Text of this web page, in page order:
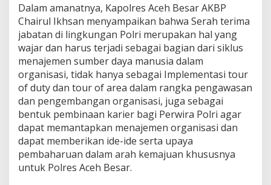
Dalam amanatnya, Kapolres Aceh Besar AKBP
Chairul Ikhsan menyampaikan bahwa Serah terima
jabatan di lingkungan Polri merupakan hal yang
wajar dan harus terjadi sebagai bagian dari siklus
menajemen sumber daya manusia dalam
organisasi, tidak hanya sebagai Implementasi tour
of duty dan tour of area dalam rangka pengawasan
dan pengembangan organisasi, juga sebagai
bentuk pembinaan karier bagi Perwira Polri agar
dapat memantapkan menajemen organisasi dan
dapat memberikan ide-ide serta upaya
pembaharuan dalam arah kemajuan khususnya
untuk Polres Aceh Besar.